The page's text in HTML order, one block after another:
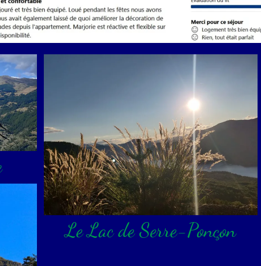
Le Lac de Serre-Ponçon